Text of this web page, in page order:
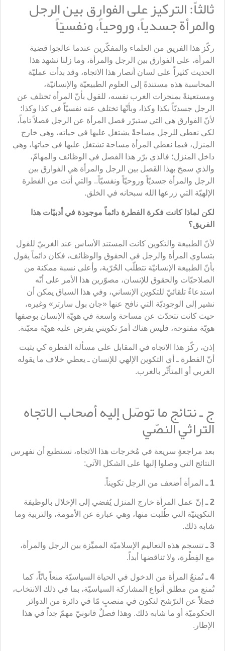
ثالثاً: التركيز على الفوارق بين الرجل
والمرأة جسدياً، وروحياً، ونفسيّاً
ركّز هذا الفريق من العلماء والمفكّرين عندما عالجوا قضية
المرأة، على الفوارق بين الرجل والمرأة، وما زلنا نشهد هذا
الحديث كثيراً على لسان أنصار هذا الاتجاه، وقد بدأت عمليّة
المحاسبة هذه مستندةً إلى العلوم الطبيعيّة والإنسانيّة،
ومستعينةً بمنجزات الغرب نفسه، للقول بأنّ المرأة تختلف عن
الرجل جسديّاً بكذا وكذا، وبأنّها تختلف عنه نفسيّاّ في كذا وكذا؛
لأنّ الفوارق هي التي ستبرّر فصل المرأة عن الرجل فصلاً تاماً،
لكي نعطي للرجل مساحةً يشتغل عليها في حياته، وهي خارج
المنزل، فيما نعطي المرأة مساحة تشتغل عليها في حياتها، وهي
داخل المنزل؛ فالذي برّر هذا الفصل في الوظائف والمهامّ،
والذي سمحَ بهذا الفَصل بين الرجل والمرأة هي الفوارق بين
الرجل والمرأة جسديّاً وروحيّاً ونفسيّاً.. والتي أتت من الفطرة
الإلهيّة التي زرعها الله سبحانه في الخلق.
لكن لماذا كانت فكرة الفطرة دائماً موجودة في أدبيّات هذا
الفريق؟
لأنّ الطبيعة والتكوين كانت المستند الأساس عند الغربيّ للقول
بتساوي المرأة والرجل في الحقوق والوظائف، فكان دائماً يقول
بأنّ الطبيعة الإنسانيّة تتطلّب الحُرّية، وأعلى نسبة ممكنة من
الصلاحيّات والحقوق للإنسان، مصوّرين هذا الأمر على أنّه
استدعاءٌ تلقائيّ للتكوين الإنساني، وفي هذا السياق يمكن أن
نشير إلى الوجوديّة التي نافح عنها «جان بول سارتر» وغيره،
حيث كانت تتحدّث عن مساحة واسعة في هويّة الإنسان بوصفها
هويّة مفتوحة، فليس هناك أمرٌ تكويني يفرض عليه هويّة معيّنة.
إذن، ركّز هذا الاتجاه في المقابل على مسألة الفطرة كي يثبت
أنّ الفطرة ـ أي التكوين الإلهي للإنسان ـ يعطي خلاف ما يقوله
الغربي أو المتأثّر بالغرب.
ج ـ نتائج ما توصّل إليه أصحاب الاتجاه
التراثي النصّي
بعد مراجعةٍ سريعة في مُخرجات هذا الاتجاه، نستطيع أن نفهرس
النتائج التي وصلوا إليها على الشكل الآتي:
1 ـ المرأة أضعف من الرجل تكويناً.
2 ـ
إنّ عمل المرأة خارج المنزل يُفضي إلى الإخلال بالوظيفة
التكوينيّة التي طُلبت منها، وهي عبارة عن الأمومة، والتربية وما
شابه ذلك.
3 ـ
تنسجم هذه التعاليم الإسلاميّة المميِّزة بين الرجل والمرأة،
مع الفِطْرة، ولا تناقضها أبداً.
4 ـ
تُمنعُ المرأة من الدخول في الحياة السياسيّة منعاً باتّاً، كما
تُمنع من مطلق أنواع المشاركة السياسيّة، بما في ذلك الانتخاب،
فضلاً عن الترّشح لتكون في منصبٍ مّا في دائرة من الدوائر
الحكوميّة أو ما شابه ذلك. وهذا فصلٌ قانونيّ مهمّ جداً في هذا
الإطار.